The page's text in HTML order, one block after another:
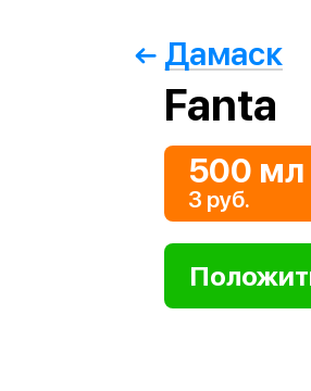
Дамаск
Fanta
500 мл
3 руб.